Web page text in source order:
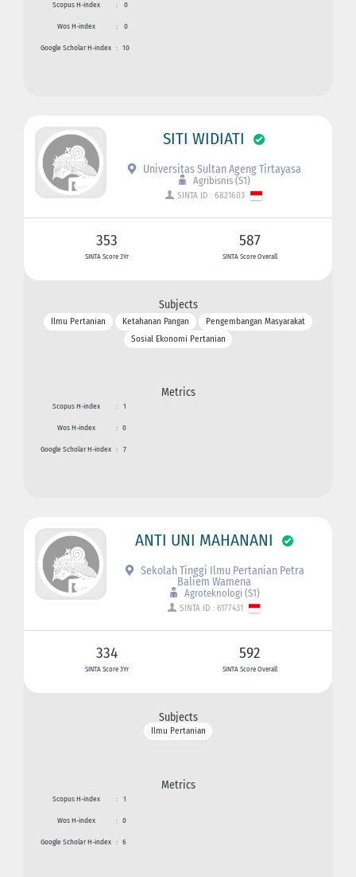
Scopus H-index : 0
Wos H-index : 0
Google Scholar H-index : 10
SITI WIDIATI
Universitas Sultan Ageng Tirtayasa
Agribisnis (S1)
SINTA ID : 6821603
353
SINTA Score 3Yr
587
SINTA Score Overall
Subjects
Ilmu Pertanian Ketahanan Pangan
Pengembangan Masyarakat
Sosial Ekonomi Pertanian
Metrics
Scopus H-index : 1
Wos H-index : 0
Google Scholar H-index : 7
ANTI UNI MAHANANI
Sekolah Tinggi Ilmu Pertanian Petra
Baliem Wamena
Agroteknologi (S1)
SINTA ID : 6177431
334
SINTA Score 3Yr
592
SINTA Score Overall
Subjects
Ilmu Pertanian
Metrics
Scopus H-index : 1
Wos H-index : 0
Google Scholar H-index : 6